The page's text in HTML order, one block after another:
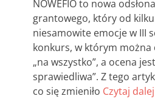
NOWEFIO to nowa
grantowego, który od
niesamowite emocje w III
konkurs, w którym
„na wszystko”, a ocena
sprawiedliwa”. Z tego
co się zmieniło Czytaj